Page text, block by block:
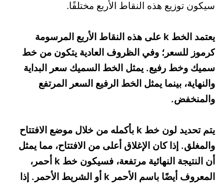
سيكون توزيع هذه النقاط الأربع مختلفًا.
يعتمد الخط k على هذه النقاط الأربع المرسومة
كرموز للسعر؛ وفي الظروف العادية يتكون من خط
سميك وخط رفيع. يمثل الخط السميك سعر البداية
والنهاية، بينما يمثل الخط الرفيع السعر المرتفع
والمنخفض.
يتم تحديد لون خط k بأكمله من خلال موضع الافتتاح
والمغلق. إذا كان الإغلاق أعلى من الافتتاح، مما يمثل
أن النتيجة النهائية مرتفعة، فسيكون خط k أحمر،
المعروف أيضًا باسم الأحمر k أو الشريط الأحمر. إذا